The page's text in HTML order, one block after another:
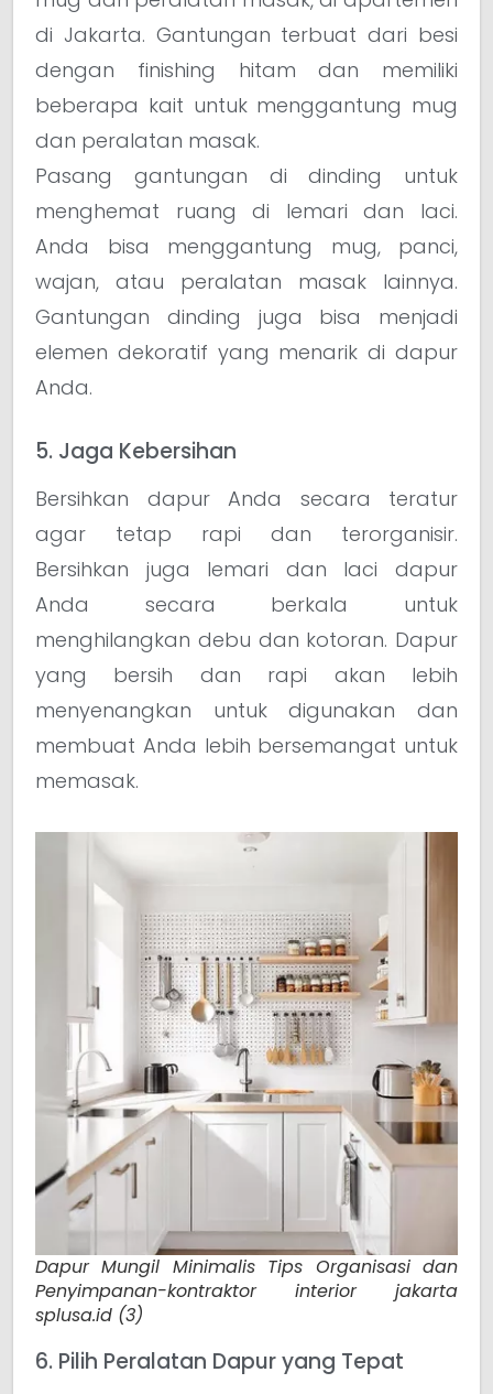
di Jakarta. Gantungan terbuat dari besi
dengan finishing hitam dan memiliki
beberapa kait untuk menggantung mug
dan peralatan masak.
Pasang gantungan di dinding untuk
menghemat ruang di lemari dan laci.
Anda bisa menggantung mug, panci,
wajan, atau peralatan masak lainnya.
Gantungan dinding juga bisa menjadi
elemen dekoratif yang menarik di dapur
Anda.
5. Jaga Kebersihan
Bersihkan dapur Anda secara teratur
agar tetap rapi dan terorganisir.
Bersihkan juga lemari dan laci dapur
Anda secara berkala untuk
menghilangkan debu dan kotoran. Dapur
yang bersih dan rapi akan lebih
menyenangkan untuk digunakan dan
membuat Anda lebih bersemangat untuk
memasak.
Dapur Mungil Minimalis Tips Organisasi dan
Penyimpanan-kontraktor interior jakarta
splusa.id (3)
6. Pilih Peralatan Dapur yang Tepat